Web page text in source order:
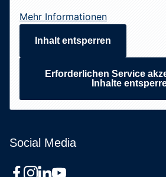
Mehr Informationen
Inhalt entsperren
Erforderlichen Service
Inhalte
Social Media